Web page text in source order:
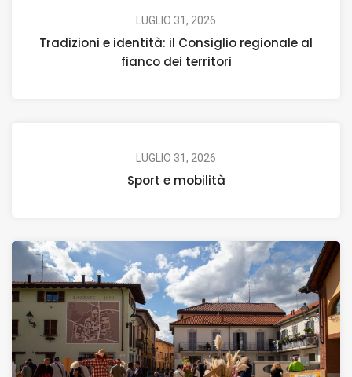
LUGLIO 31, 2026
Tradizioni e identità: il Consiglio regionale al
fianco dei territori
LUGLIO 31, 2026
Sport e mobilità